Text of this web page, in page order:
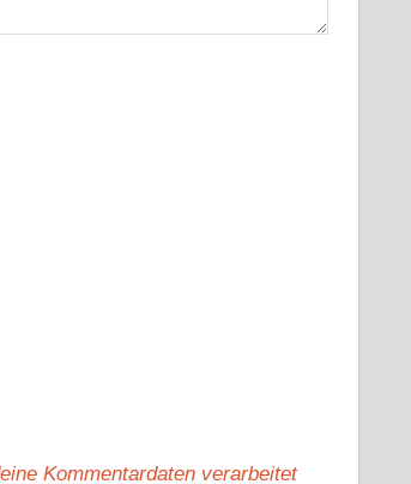
Kommentardaten verarbeitet